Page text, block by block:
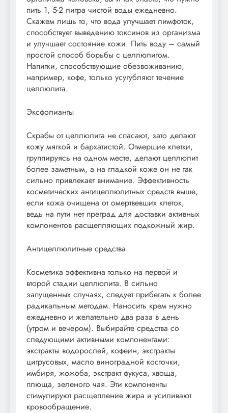
пить 1, 5-2 литра чистой воды ежедневно.
Скажем лишь то, что вода улучшает лимфоток,
способствует выведению токсинов из организма
и улучшает состояние кожи. Пить воду – самый
простой способ борьбы с целлюлитом.
Напитки, способствующие обезвоживанию,
например, кофе, только усугубляют течение
целлюлита.
Эксфолианты
Скрабы от целлюлита не спасают, зато делают
кожу мягкой и бархатистой. Отмершие клетки,
группируясь на одном месте, делают целлюлит
более заметным, а на гладкой коже он не так
сильно привлекает внимание. Эффективность
косметических антицеллюлитных средств выше,
если кожа очищена от омертвевших клеток,
ведь на пути нет преград для доставки активных
компонентов расщепляющих подкожный жир.
Антицеллюлитные средства
Косметика эффективна только на первой и
второй стадии целлюлита. В сильно
запущенных случаях, следует прибегать к более
радикальным методам. Наносить крем нужно
ежедневно и желательно два раза в день
(утром и вечером). Выбирайте средства со
следующими активными компонентами:
экстракты водорослей, кофеин, экстракты
цитрусовых, масло виноградной косточки,
имбиря, жожоба, экстракт фукуса, хвоща,
плюща, зеленого чая. Эти компоненты
стимулируют расщепление жира и усиливают
кровообращение.